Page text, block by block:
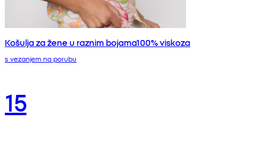
Košulja za žene u raznim bojama100% viskoza
s vezanjem na porubu
15